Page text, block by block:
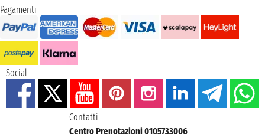
Pagamenti
Social
Contatti
Centro Prenotazioni 0105733006